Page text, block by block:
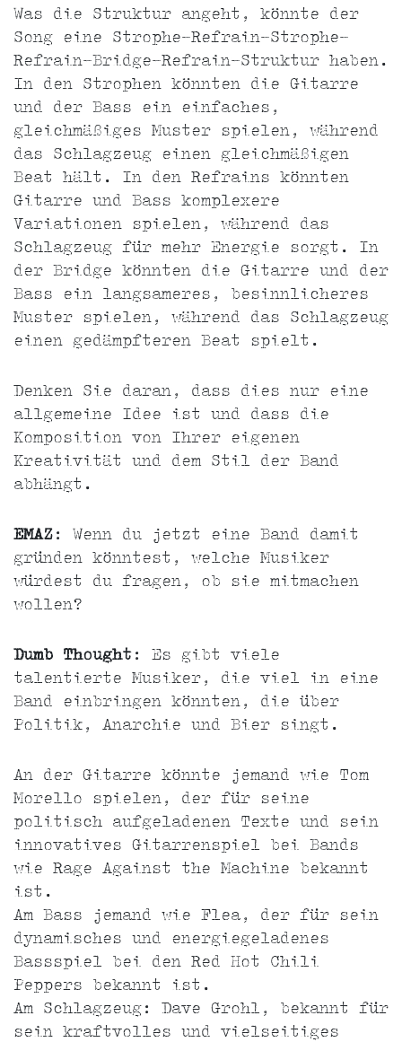
Was die Struktur angeht, könnte der
Song eine Strophe-Refrain-Strophe-
Refrain-Bridge-Refrain-Struktur haben.
In den Strophen könnten die Gitarre
und der Bass ein einfaches,
gleichmäßiges Muster spielen, während
das Schlagzeug einen gleichmäßigen
Beat hält. In den Refrains könnten
Gitarre und Bass komplexere
Variationen spielen, während das
Schlagzeug für mehr Energie sorgt. In
der Bridge könnten die Gitarre und der
Bass ein langsameres, besinnlicheres
Muster spielen, während das Schlagzeug
einen gedämpfteren Beat spielt.
Denken Sie daran, dass dies nur eine
allgemeine Idee ist und dass die
Komposition von Ihrer eigenen
Kreativität und dem Stil der Band
abhängt.
EMAZ : Wenn du jetzt eine Band damit
gründen könntest, welche Musiker
würdest du fragen, ob sie mitmachen
wollen?
Dumb Thought : Es gibt viele
talentierte Musiker, die viel in eine
Band einbringen könnten, die über
Politik, Anarchie und Bier singt.
An der Gitarre könnte jemand wie Tom
Morello spielen, der für seine
politisch aufgeladenen Texte und sein
innovatives Gitarrenspiel bei Bands
wie Rage Against the Machine bekannt
ist.
Am Bass jemand wie Flea, der für sein
dynamisches und energiegeladenes
Bassspiel bei den Red Hot Chili
Peppers bekannt ist.
Am Schlagzeug: Dave Grohl, bekannt für
sein kraftvolles und vielseitiges